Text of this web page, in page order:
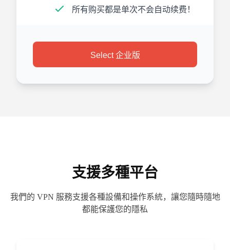
所有购买都是单次不会自动续费！
Select 企业版
支援多種平台
我們的 VPN 服務支援各種設備和操作系統，讓您隨時隨地
都能保護您的隱私